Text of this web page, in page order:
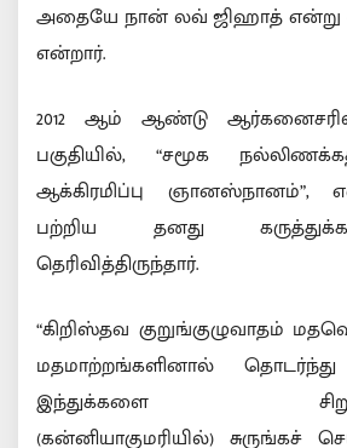
அதையே நான் லவ் ஜிஹாத் என்று
என்றார்.
2012 ஆம் ஆண்டு
பகுதியில், “சமூக
ஆக்கிரமிப்பு ஞானஸ்நானம்”,
பற்றிய தனது
தெரிவித்திருந்தார்.
“கிறிஸ்தவ குறுங்குழுவாதம்
மதமாற்றங்களினால்
இந்துக்களை
(கன்னியாகுமரியில்) சுருங்கச்